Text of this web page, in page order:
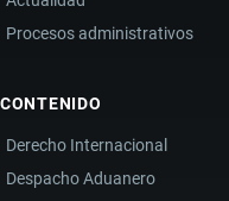
Procesos administrativos
CONTENIDO
Derecho Internacional
Despacho Aduanero